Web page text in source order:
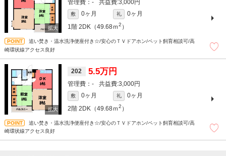
- 3,000円
敷 0ヶ月 礼
0ヶ月
1階 2DK（49.68ｍ2 ）
追い焚き・温水洗浄便座付き☆/安心のＴＶドアホン/ペット飼育相談可/高
崎環状線アクセス良好
202 5.5万円
- 3,000円
敷 0ヶ月 礼
0ヶ月
2階 2DK（49.68ｍ2 ）
追い焚き・温水洗浄便座付き☆/安心のＴＶドアホン/ペット飼育相談可/高
崎環状線アクセス良好